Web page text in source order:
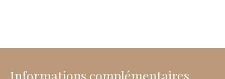
Informations complémentaires